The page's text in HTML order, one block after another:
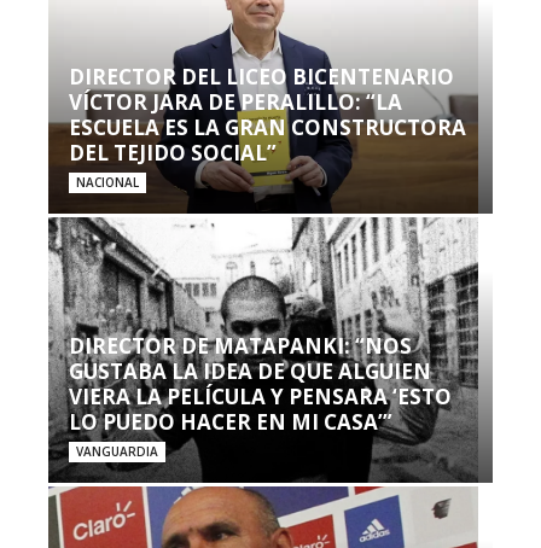
DIRECTOR DEL LICEO BICENTENARIO
VÍCTOR JARA DE PERALILLO: “LA
ESCUELA ES LA GRAN CONSTRUCTORA
DEL TEJIDO SOCIAL”
NACIONAL
DIRECTOR DE MATAPANKI: “NOS
GUSTABA LA IDEA DE QUE ALGUIEN
VIERA LA PELÍCULA Y PENSARA ‘ESTO
LO PUEDO HACER EN MI CASA’”
VANGUARDIA